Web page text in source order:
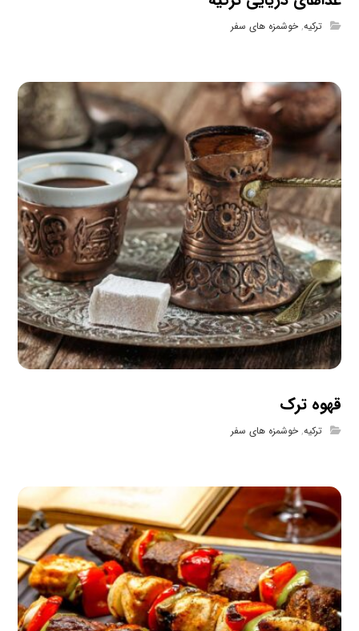
ترکیه,خوشمزه های سفر
قهوه ترک
ترکیه,خوشمزه های سفر